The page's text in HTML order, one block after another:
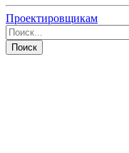
Проектировщикам
Поиск